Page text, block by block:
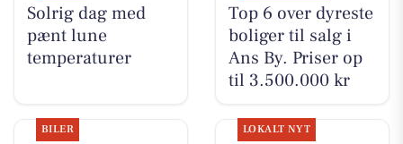
Solrig dag med
pænt lune
temperaturer
Top 6 over dyreste
boliger til salg i
Ans By. Priser op
til 3.500.000 kr
BILER LOKALT NYT